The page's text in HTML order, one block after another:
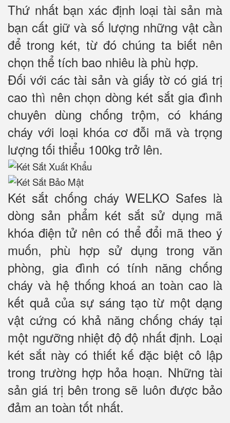
Thứ nhất bạn xác định loại tài sản mà
bạn cất giữ và số lượng những vật cần
để trong két, từ đó chúng ta biết nên
chọn thể tích bao nhiêu là phù hợp.
Đối với các tài sản và giấy tờ có giá trị
cao thì nên chọn dòng két sắt gia đình
chuyên dùng chống trộm, có kháng
cháy với loại khóa cơ đỗi mã và trọng
lượng tối thiểu 100kg trở lên.
Két sắt chống cháy WELKO Safes là
dòng sản phẩm két sắt sử dụng mã
khóa điện tử nên có thể đổi mã theo ý
muốn, phù hợp sử dụng trong văn
phòng, gia đình có tính năng chống
cháy và hệ thống khoá an toàn cao là
kết quả của sự sáng tạo từ một dạng
vật cứng có khả năng chống cháy tại
một ngưỡng nhiệt độ độ nhất định. Loại
két sắt này có thiết kế đặc biệt cô lập
trong trường hợp hỏa hoạn. Những tài
sản giá trị bên trong sẽ luôn được bảo
đảm an toàn tốt nhất.